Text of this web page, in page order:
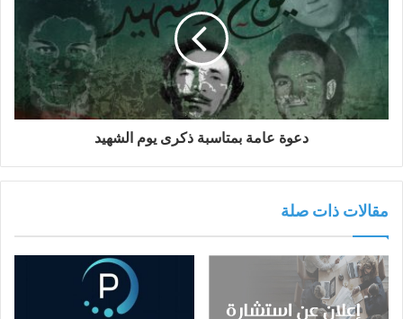
دعوة عامة بمتاسبة ذكرى يوم الشهيد‎‎
مقالات ذات صلة